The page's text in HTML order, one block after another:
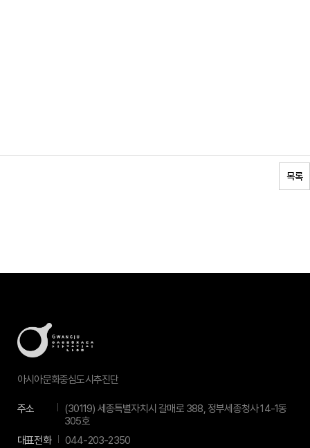
목록
아시아문화중심도시추진단
주소
(30119) 세종특별자치시 갈매로 388, 정부세종청사 14-1동
305호
대표전화
044-203-2350